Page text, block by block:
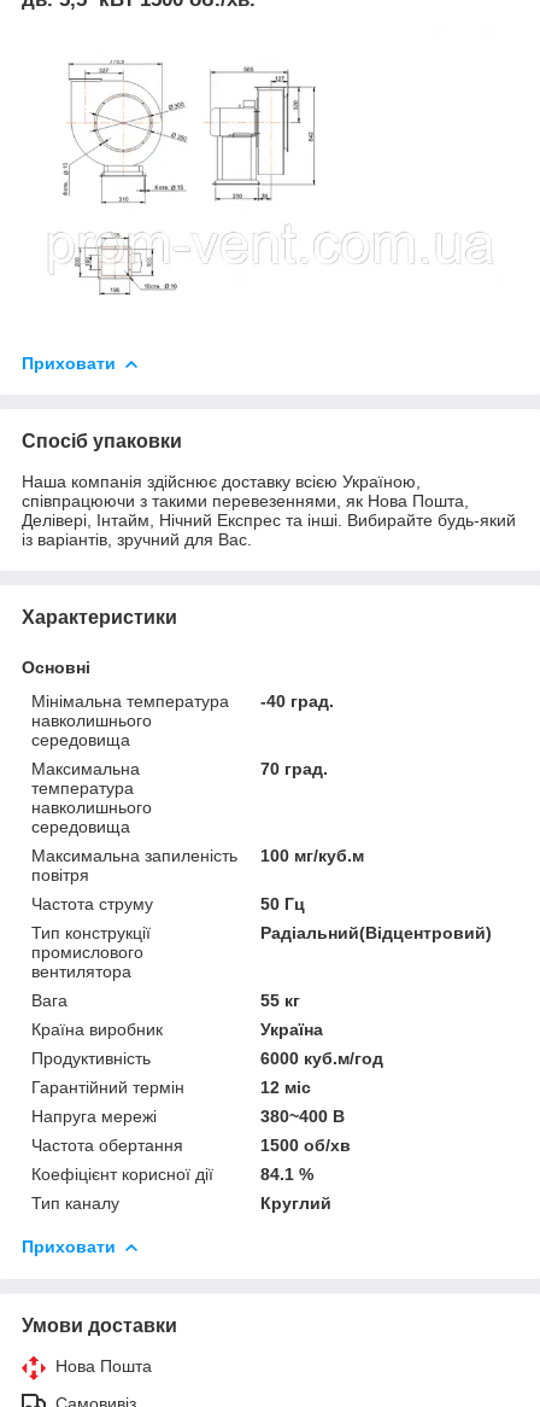
Приховати
Спосіб упаковки
Наша компанія здійснює доставку всією Україною,
співпрацюючи з такими перевезеннями, як Нова Пошта,
Делівері, Інтайм, Нічний Експрес та інші. Вибирайте будь-який
із варіантів, зручний для Вас.
Характеристики
Основні
Мінімальна температура
навколишнього
середовища
-40 град.
Максимальна
температура
навколишнього
середовища
70 град.
Максимальна запиленість
повітря
100 мг/куб.м
Частота струму
50 Гц
Тип конструкції
промислового
вентилятора
Радіальний(Відцентровий)
Вага
55 кг
Країна виробник
Україна
Продуктивність
6000 куб.м/год
Гарантійний термін
12 міс
Напруга мережі
380~400 В
Частота обертання
1500 об/хв
Коефіцієнт корисної дії
84.1 %
Тип каналу
Круглий
Приховати
Умови доставки
Нова Пошта